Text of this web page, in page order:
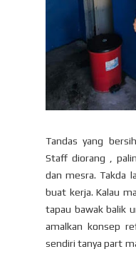
Tandas yang
Staff diorang ,
dan mesra. Takda
buat kerja. Kalau
tapau bawak balik
amalkan konsep
sendiri tanya part